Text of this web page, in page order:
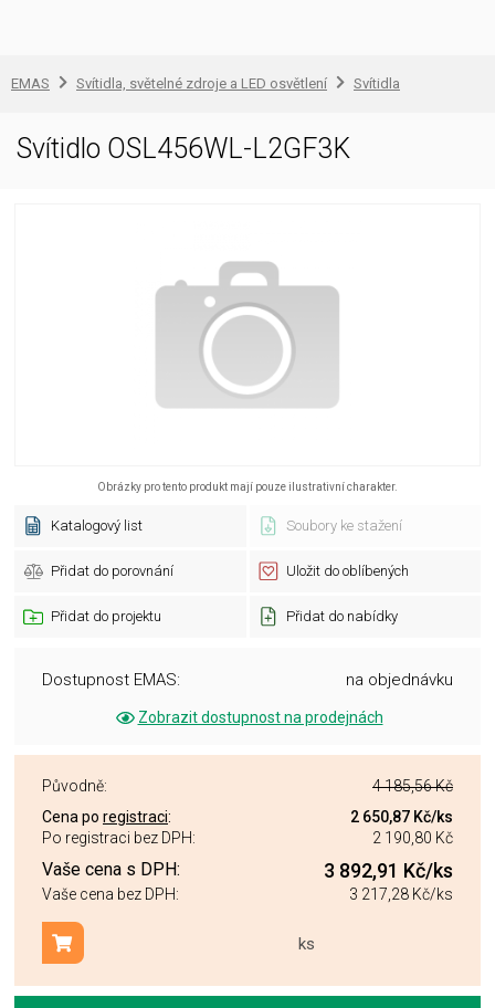
EMAS Svítidla, světelné zdroje a LED osvětlení Svítidla
Svítidlo OSL456WL-L2GF3K
Obrázky pro tento produkt mají pouze ilustrativní charakter.
Katalogový list Soubory ke stažení
Přidat do porovnání Uložit do oblíbených
Přidat do projektu Přidat do nabídky
Dostupnost EMAS: na objednávku
Zobrazit dostupnost na prodejnách
Původně:
4 185,56 Kč
Cena po registraci: 2 650,87 Kč/ks
Po registraci bez DPH:
2 190,80 Kč
Vaše cena s DPH: 3 892,91 Kč/ks
Vaše cena bez DPH: 3 217,28 Kč/ks
ks
Přidat do košíku